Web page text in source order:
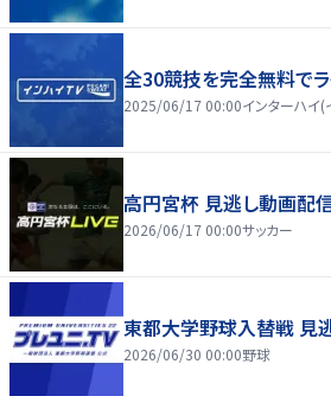
全30競技を完全無料でラ
2025/06/17 00:00インターハイ(
高円宮杯 見逃し動画配信
2026/06/17 00:00サッカー
東都大学野球入替戦 見
2026/06/30 00:00野球